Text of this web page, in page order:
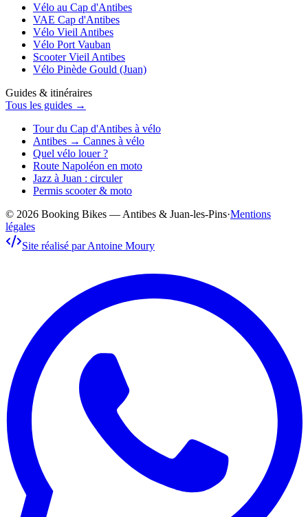
Vélo au Cap d'Antibes
VAE Cap d'Antibes
Vélo Vieil Antibes
Vélo Port Vauban
Scooter Vieil Antibes
Vélo Pinède Gould (Juan)
Guides & itinéraires
Tous les guides →
Tour du Cap d'Antibes à vélo
Antibes → Cannes à vélo
Quel vélo louer ?
Route Napoléon en moto
Jazz à Juan : circuler
Permis scooter & moto
© 2026 Booking Bikes — Antibes & Juan-les-Pins·Mentions
légales
Site réalisé par Antoine Moury